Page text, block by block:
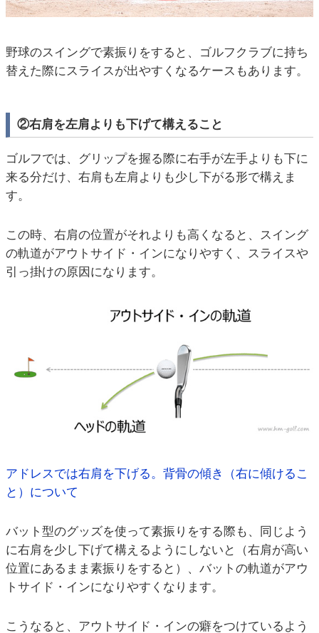
野球のスイングで素振りをすると、ゴルフクラブに持ち
替えた際にスライスが出やすくなるケースもあります。
②右肩を左肩よりも下げて構えること
ゴルフでは、グリップを握る際に右手が左手よりも下に
来る分だけ、右肩も左肩よりも少し下がる形で構えま
す。
この時、右肩の位置がそれよりも高くなると、スイング
の軌道がアウトサイド・インになりやすく、スライスや
引っ掛けの原因になります。
アドレスでは右肩を下げる。背骨の傾き（右に傾けるこ
と）について
バット型のグッズを使って素振りをする際も、同じよう
に右肩を少し下げて構えるようにしないと（右肩が高い
位置にあるまま素振りをすると）、バットの軌道がアウ
トサイド・インになりやすくなります。
こうなると、アウトサイド・インの癖をつけているよう